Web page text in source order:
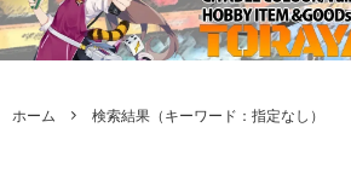
ホーム 検索結果（キーワード：指定なし）